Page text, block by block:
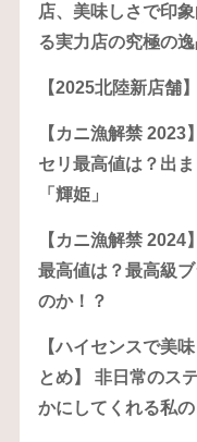
店、美味しさで印
る実力店の究極の
【2025北陸新店舗
【カニ漁解禁
セリ最高値は？出
「輝姫」
【カニ漁解禁 2024
最高値は？最高級
のか！？
【ハイセンスで美
とめ】 非日常のス
かにしてくれる私